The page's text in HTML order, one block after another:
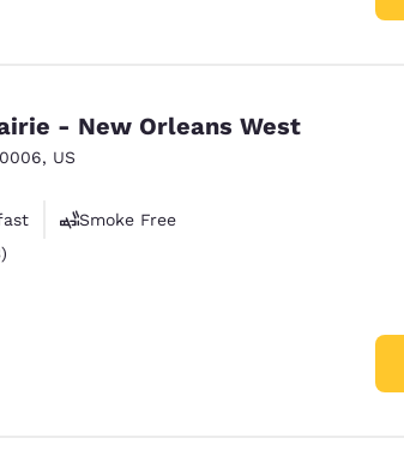
- New Orleans West
, US
Smoke Free
3393 recensioni